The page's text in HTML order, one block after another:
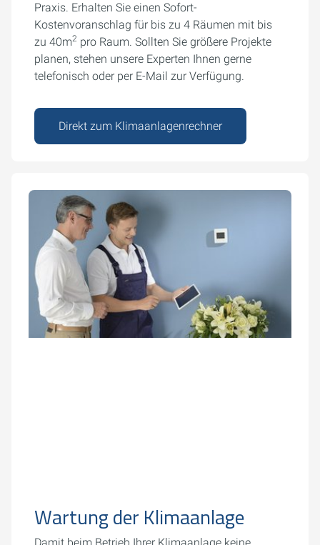
Praxis. Erhalten Sie einen Sofort-
Kostenvoranschlag für bis zu 4 Räumen mit bis
zu 40m2 pro Raum. Sollten Sie größere Projekte
planen, stehen unsere Experten Ihnen gerne
telefonisch oder per E-Mail zur Verfügung.
Direkt zum Klimaanlagenrechner
Wartung der Klimaanlage